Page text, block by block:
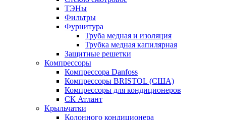
ТЭНы
Фильтры
Фурнитура
Труба медная и изоляция
Трубка медная капилярная
Защитные решетки
Компрессоры
Компрессора Danfoss
Компрессоры BRISTOL (США)
Компрессоры для кондиционеров
СК Атлант
Крыльчатки
Колонного кондиционера